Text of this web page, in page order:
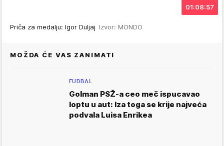
01:08:57
Priča za medalju: Igor Duljaj Izvor: MONDO
MOŽDA ĆE VAS ZANIMATI
FUDBAL
Golman PSŽ-a ceo meč ispucavao
loptu u aut: Iza toga se krije najveća
podvala Luisa Enrikea